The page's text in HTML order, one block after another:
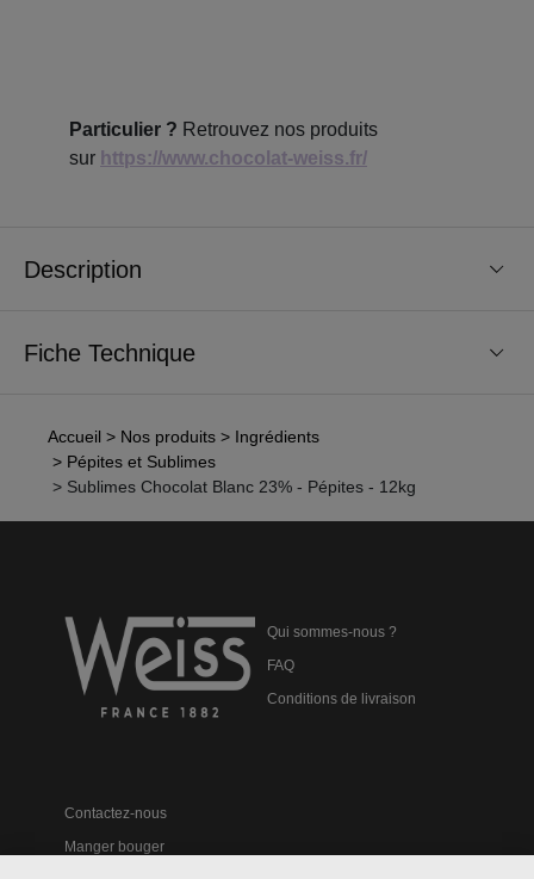
Particulier ? Retrouvez nos produits
sur https://www.chocolat-weiss.fr/
Description
Fiche Technique
Accueil > Nos produits > Ingrédients
> Pépites et Sublimes
> Sublimes Chocolat Blanc 23% - Pépites - 12kg
Qui sommes-nous ?
FAQ
Conditions de livraison
Contactez-nous
Manger bouger